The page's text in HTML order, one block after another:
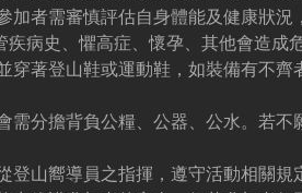
加者需審慎評估自身體能及健康狀
病史、懼高症、懷孕、其他會造成
穿著登山鞋或運動鞋，如裝備有不
需分擔背負公糧、公器、公水。若
登山嚮導員之指揮，遵守活動相關規